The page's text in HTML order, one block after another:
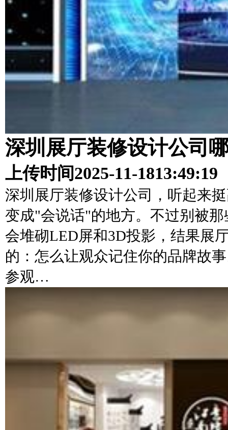
深圳展厅装修设计公司
上传时间2025-11-1813:49:19
深圳展厅装修设计公司，听起来
变成"会说话"的地方。不过别被
会堆砌LED屏和3D投影，结果展
的：怎么让观众记住你的品牌故
参观…